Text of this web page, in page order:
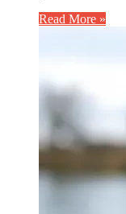
Read More »